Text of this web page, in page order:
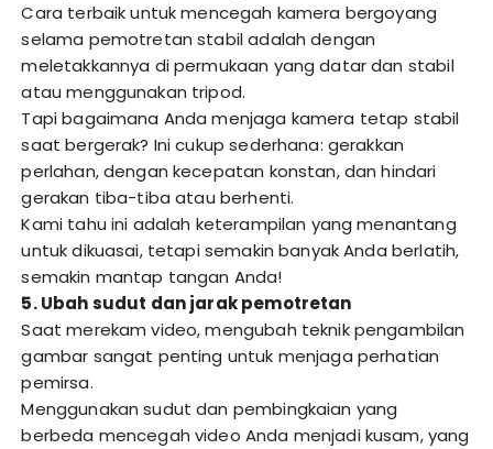
Cara terbaik untuk mencegah kamera bergoyang
selama pemotretan stabil adalah dengan
meletakkannya di permukaan yang datar dan stabil
atau menggunakan tripod.
Tapi bagaimana Anda menjaga kamera tetap stabil
saat bergerak? Ini cukup sederhana: gerakkan
perlahan, dengan kecepatan konstan, dan hindari
gerakan tiba-tiba atau berhenti.
Kami tahu ini adalah keterampilan yang menantang
untuk dikuasai, tetapi semakin banyak Anda berlatih,
semakin mantap tangan Anda!
5. Ubah sudut dan jarak pemotretan
Saat merekam video, mengubah teknik pengambilan
gambar sangat penting untuk menjaga perhatian
pemirsa.
Menggunakan sudut dan pembingkaian yang
berbeda mencegah video Anda menjadi kusam, yang